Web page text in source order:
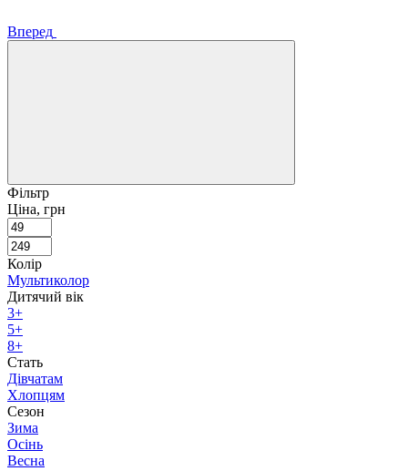
Вперед
Фільтр
Ціна, грн
Колір
Мультиколор
Дитячий вік
3+
5+
8+
Стать
Дівчатам
Хлопцям
Сезон
Зима
Осінь
Весна